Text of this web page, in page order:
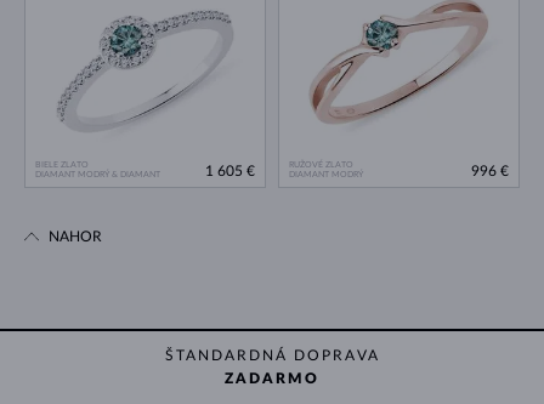
BIELE ZLATO
DIAMANT MODRÝ & DIAMANT
1 605 €
RUŽOVÉ ZLATO
DIAMANT MODRÝ
996 €
NAHOR
ŠTANDARDNÁ DOPRAVA
ZADARMO